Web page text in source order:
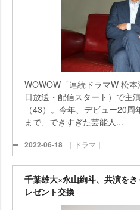
WOWOW「連続ドラマW 松
日放送・配信スタート）で主
（43）。今年、デビュー20
まで、できすぎた芸能人...
2022-06-18 ｜ドラマ｜
千葉雄大×永山絢斗、共演を
レゼント交換